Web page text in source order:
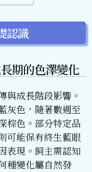
認識
期的色澤變化
與成長階段影響。
灰色，隨著數週至
棕色。部分特定品
可能保有終生藍眼
表現。飼主需認知
種變化屬自然發